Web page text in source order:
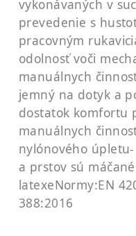
vykonávaných v
prevedenie s
pracovným
odolnosť voči
manuálnych
jemný na dotyk a
dostatok komfortu
manuálnych
nylónového úpletu
a prstov sú
latexeNormy:EN
388:2016